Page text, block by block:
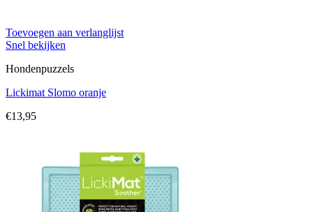
Toevoegen aan verlanglijst
Snel bekijken
Hondenpuzzels
Lickimat Slomo oranje
€13,95